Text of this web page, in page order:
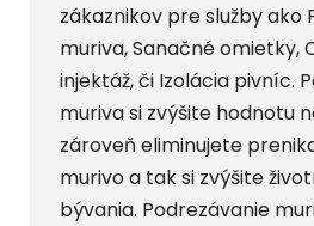
zákaznikov pre služby ako
muriva, Sanačné omietky,
injektáž, či Izolácia pivníc.
muriva si zvýšite hodnotu
zároveň eliminujete
murivo a tak si zvýšite
bývania. Podrezávanie